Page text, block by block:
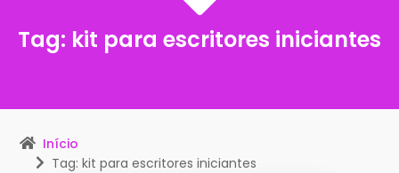
Tag: kit para escritores iniciantes
Início
Tag: kit para escritores iniciantes